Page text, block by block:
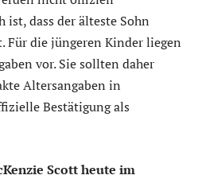
dass der älteste Sohn
die jüngeren Kinder liegen
vor. Sie sollten daher
Altersangaben in
Bestätigung als
Scott heute im